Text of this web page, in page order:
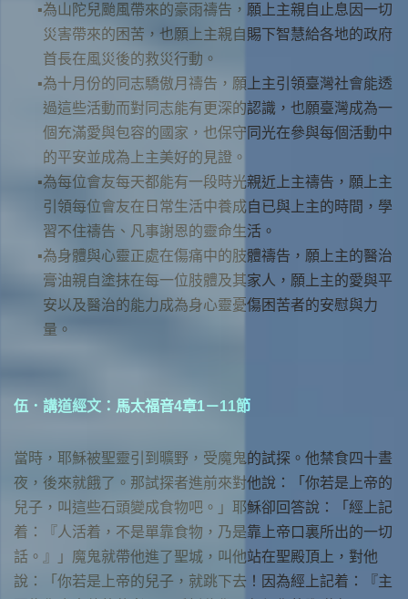
為山陀兒颱風帶來的豪雨禱告，願上主親自止息因一切
災害帶來的困苦，也願上主親自賜下智慧給各地的政府
首長在風災後的救災行動。
為十月份的同志驕傲月禱告，願上主引領臺灣社會能透
過這些活動而對同志能有更深的認識，也願臺灣成為一
個充滿愛與包容的國家，也保守同光在參與每個活動中
的平安並成為上主美好的見證。
為每位會友每天都能有一段時光親近上主禱告，願上主
引領每位會友在日常生活中養成自已與上主的時間，學
習不住禱告、凡事謝恩的靈命生活。
為身體與心靈正處在傷痛中的肢體禱告，願上主的醫治
膏油親自塗抹在每一位肢體及其家人，願上主的愛與平
安以及醫治的能力成為身心靈憂傷困苦者的安慰與力
量。
伍．講道經文：馬太福音4章1－11節
當時，耶穌被聖靈引到曠野，受魔鬼的試探。他禁食四十晝
夜，後來就餓了。那試探者進前來對他說：「你若是上帝的
兒子，叫這些石頭變成食物吧。」耶穌卻回答說：「經上記
着：『人活着，不是單靠食物，乃是靠上帝口裏所出的一切
話。』」魔鬼就帶他進了聖城，叫他站在聖殿頂上，對他
說：「你若是上帝的兒子，就跳下去！因為經上記着：『主